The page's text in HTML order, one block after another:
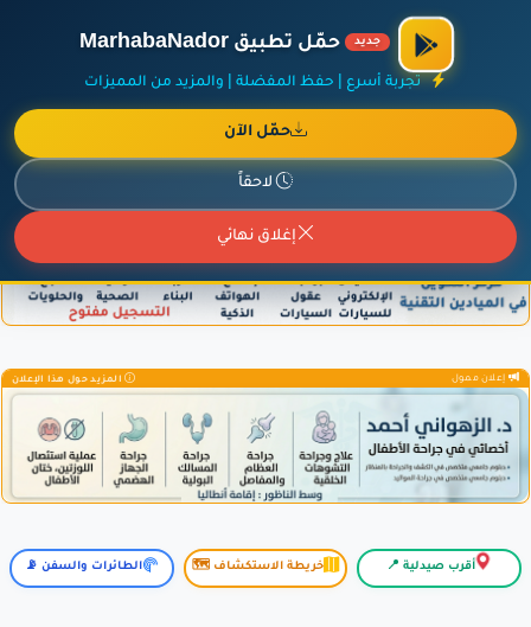
الراعي الرسمي لمنصة مرحباناظور،
أضف نشاطك مجاناً| آخر الإضافات|
جديد حمّل تطبيق MarhabaNador
تجربة أسرع | حفظ المفضلة | والمزيد من المميزات
حمّل الآن
لاحقاً
إغلاق نهائي
المزيد حول هذا الإعلان
إعلان ممول المزيد حول هذا الإعلان
أقرب صيدلية 📍 خريطة الاستكشاف 🗺️ الطائرات والسفن 📡